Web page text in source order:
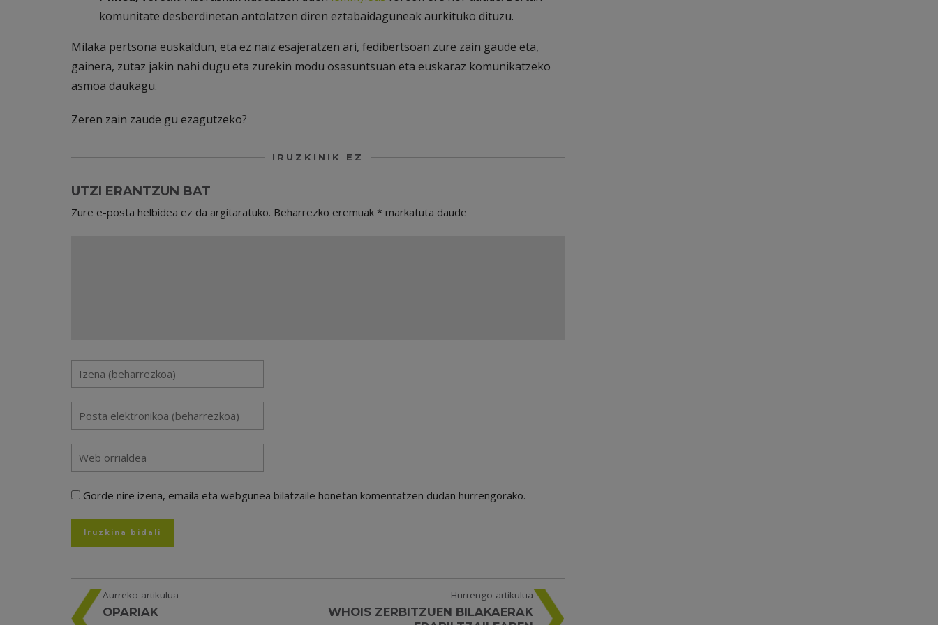
komunitate desberdinetan antolatzen diren eztabaidaguneak aurkituko dituzu.
Milaka pertsona euskaldun, eta ez naiz esajeratzen ari, fedibertsoan zure zain gaude eta,
gainera, zutaz jakin nahi dugu eta zurekin modu osasuntsuan eta euskaraz komunikatzeko
asmoa daukagu.
Zeren zain zaude gu ezagutzeko?
IRUZKINIK EZ
UTZI ERANTZUN BAT
Zure e-posta helbidea ez da argitaratuko. Beharrezko eremuak * markatuta daude
Gorde nire izena, emaila eta webgunea bilatzaile honetan komentatzen dudan hurrengorako.
Aurreko artikulua
OPARIAK
Hurrengo artikulua
WHOIS ZERBITZUEN BILAKAERAK